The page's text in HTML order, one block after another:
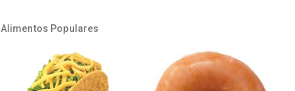
Alimentos Populares